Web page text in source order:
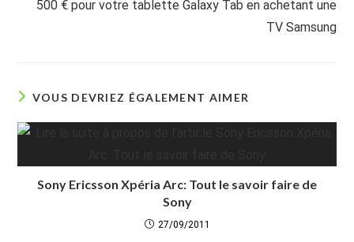
500 € pour votre tablette Galaxy Tab en achetant une
TV Samsung
VOUS DEVRIEZ ÉGALEMENT AIMER
Sony Ericsson Xpéria Arc: Tout le savoir faire de
Sony
27/09/2011